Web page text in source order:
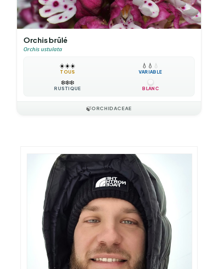
Orchis brûlé
Orchis ustulata
☀️☀️☀️
TOUS
💧 💧 💧
VARIABLE
❄️❄️❄️
RUSTIQUE BLANC
🍃ORCHIDACEAE